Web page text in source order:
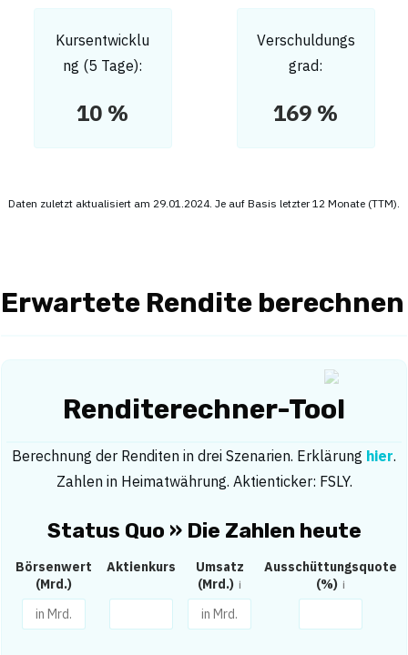
Kursentwicklu
ng (5 Tage):
10 %
Verschuldungs
grad:
169 %
Daten zuletzt aktualisiert am 29.01.2024. Je auf Basis letzter 12 Monate (TTM).
Erwartete Rendite berechnen
Renditerechner-Tool
Berechnung der Renditen in drei Szenarien. Erklärung hier.
Zahlen in Heimatwährung. Aktienticker: FSLY.
Status Quo » Die Zahlen heute
Börsenwert
(Mrd.)
Aktienkurs
Umsatz
(Mrd.)
Ausschüttungsquote
(%)